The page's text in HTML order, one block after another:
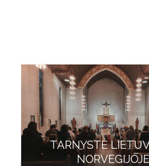
TARNYSTĖ
NORVEGIJOJE